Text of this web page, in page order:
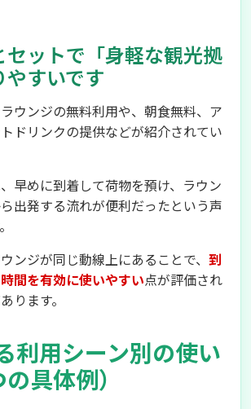
セットで「身軽な観光拠
やすいです
ウンジの無料利用や、朝食無料、ア
ドリンクの提供などが紹介されてい
早めに到着して荷物を預け、ラウン
出発する流れが便利だったという声
ンジが同じ動線上にあることで、 到
間を有効に使いやすい点が評価され
ります。
利用シーン別の使い
具体例）